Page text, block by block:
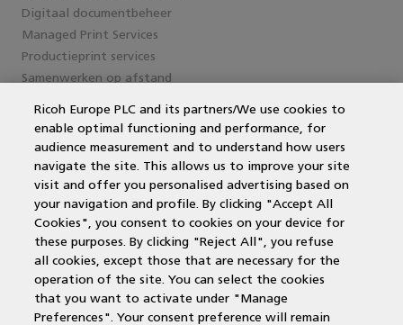
Digitaal documentbeheer
Managed Print Services
Productieprint services
Samenwerken op afstand
Service en support
MPS Printing
Kantoorprinter vergelijken
Kopieermachines
MPS offerte aanvragen
Contactgegevens
Ricoh Europe PLC and its partners/We use cookies to
enable optimal functioning and performance, for
audience measurement and to understand how users
navigate the site. This allows us to improve your site
visit and offer you personalised advertising based on
your navigation and profile. By clicking "Accept All
Cookies", you consent to cookies on your device for
these purposes. By clicking "Reject All", you refuse
all cookies, except those that are necessary for the
operation of the site. You can select the cookies
that you want to activate under "Manage
Preferences". Your consent preference will remain